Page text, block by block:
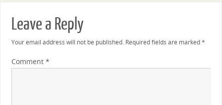
Leave a Reply
Your email address will not be published. Required fields are marked*
Comment *